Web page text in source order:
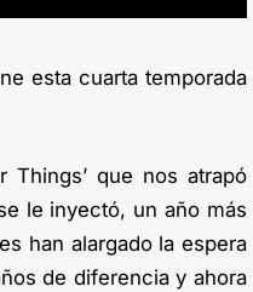
esta cuarta temporada
Things’ que nos atrapó
le inyectó, un año más
han alargado la espera
de diferencia y ahora